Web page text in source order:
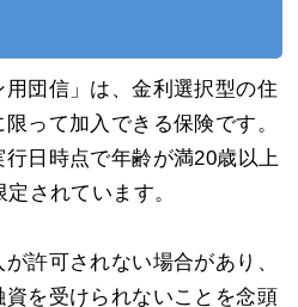
用団信」は、金利選択型の住
って加入できる保険です。
日時点で年齢が満20歳以上
されています。
許可されない場合があり、
を受けられないことを念頭